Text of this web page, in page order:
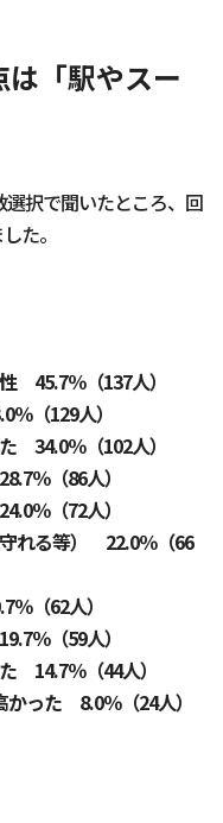
は「駅やスー
択で聞いたところ、回
た。
45.7％（137人）
（129人）
34.0％（102人）
％（86人）
％（72人）
れる等） 22.0％（66
（62人）
％（59人）
14.7％（44人）
った 8.0％（24人）